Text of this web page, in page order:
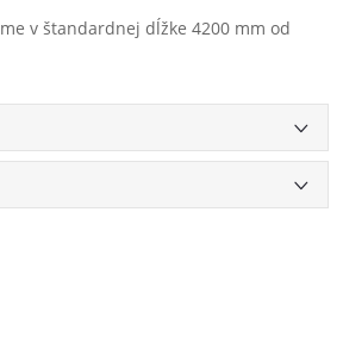
v štandardnej dĺžke 4200 mm od